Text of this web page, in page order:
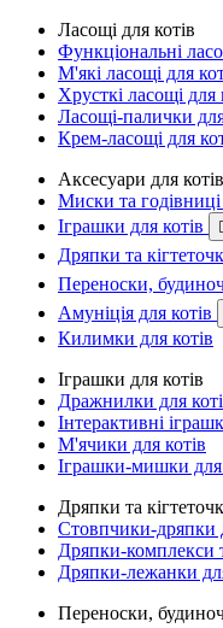
Ласощі для котів
Функціональні
М'які ласощі для
Хрусткі ласощі для
Ласощі-палички для
Крем-ласощі для
Аксесуари для котів
Миски та годівниці
Іграшки для котів
Дряпки та
Переноски,
Амуніція для котів
Килимки для котів
Іграшки для котів
Дражнилки для
Інтерактивні
М'ячики для котів
Іграшки-мишки для
Дряпки та
Стовпчики-дряпки
Дряпки-комплекси
Дряпки-лежанки
Переноски,